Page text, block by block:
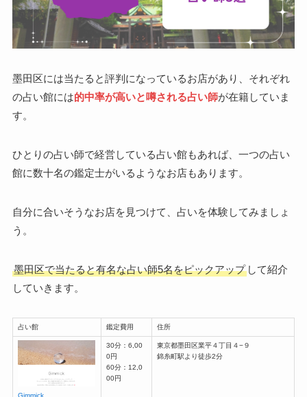
墨田区には当たると評判になっているお店があり、それぞれ
の占い館には的中率が高いと噂される占い師が在籍していま
す。
ひとりの占い師で経営している占い館もあれば、一つの占い
館に数十名の鑑定士がいるようなお店もあります。
自分に合いそうなお店を見つけて、占いを体験してみましょ
う。
墨田区で当たると有名な占い師5名をピックアップして紹介
していきます。
占い館 鑑定費用 住所
30分：6,00
0円
60分：12,0
00円
東京都墨田区業平４丁目４−９
錦糸町駅より徒歩2分